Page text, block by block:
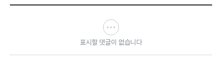
표시할 댓글이 없습니다